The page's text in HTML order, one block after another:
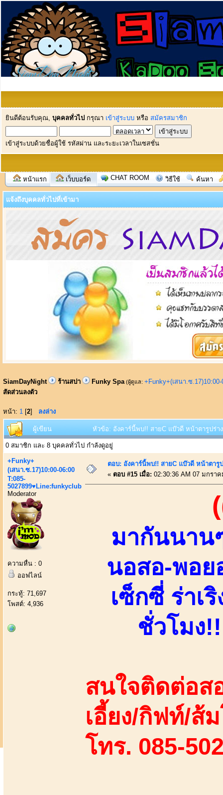
ยินดีต้อนรับคุณ, บุคคลทั่วไป กรุณา เข้าสู่ระบบ หรือ สมัครสมาชิก
เข้าสู่ระบบด้วยชื่อผู้ใช้ รหัสผ่าน และระยะเวลาในเซสชั่น
หน้าแรก เว็บบอร์ด CHAT ROOM วิธีใช้ ค้นหา
แจ้งถึงบุคคลทั่วไปที่เข้ามา
SiamDayNight ร้านสปา Funky Spa (ผู้ดูแล: +Funky+(เสนา.ซ
สัดส่วนลงตัว
หน้า: 1 [2] ลงล่าง
ผู้เขียน หัวข้อ: อังคาร์นี้พบ!! สายC แบ๊วดี หน้าตารูปร่า
0 สมาชิก และ 8 บุคคลทั่วไป กำลังดูอยู่
+Funky+
(เสนา.ซ.17)10:00-06:00
T:085-
5027899♥Line:funkyclub
Moderator
ความหื่น : 0
ออฟไลน์
กระทู้: 71,697
โพสต์: 4,936
ตอบ: อังคาร์นี้พบ!! สายC แบ๊วดี หน้าตารู
« ตอบ #15 เมื่อ: 02:30:36 AM 07 มกรา
มากันนาน
นอสอ-พอย
เซ็กซี่ ร่าเ
ชั่วโมง
สนใจติดต่อส
เอี้ยง/กิฟท์/ส้
โทร. 085-